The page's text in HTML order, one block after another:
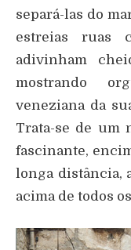
separá-las do
estreias ruas
adivinham
mostrando
veneziana da
Trata-se de um
fascinante,
longa distância,
acima de todos